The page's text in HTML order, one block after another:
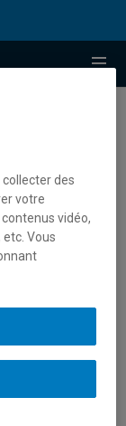
des
votre
vidéo,
Vous